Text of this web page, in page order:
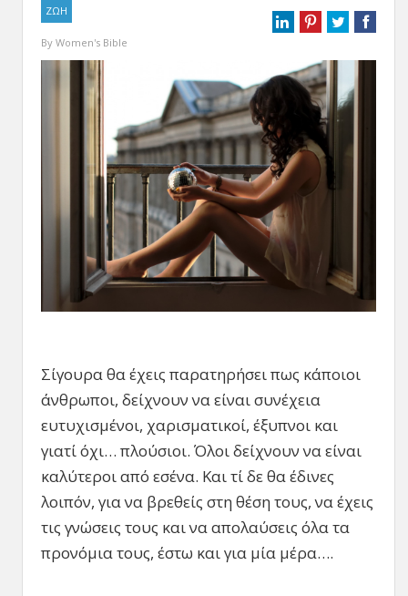
ΖΩΗ
By Women's Bible
Σίγουρα θα έχεις παρατηρήσει πως κάποιοι
άνθρωποι, δείχνουν να είναι συνέχεια
ευτυχισμένοι, χαρισματικοί, έξυπνοι και
γιατί όχι… πλούσιοι. Όλοι δείχνουν να είναι
καλύτεροι από εσένα. Και τί δε θα έδινες
λοιπόν, για να βρεθείς στη θέση τους, να έχεις
τις γνώσεις τους και να απολαύσεις όλα τα
προνόμια τους, έστω και για μία μέρα….